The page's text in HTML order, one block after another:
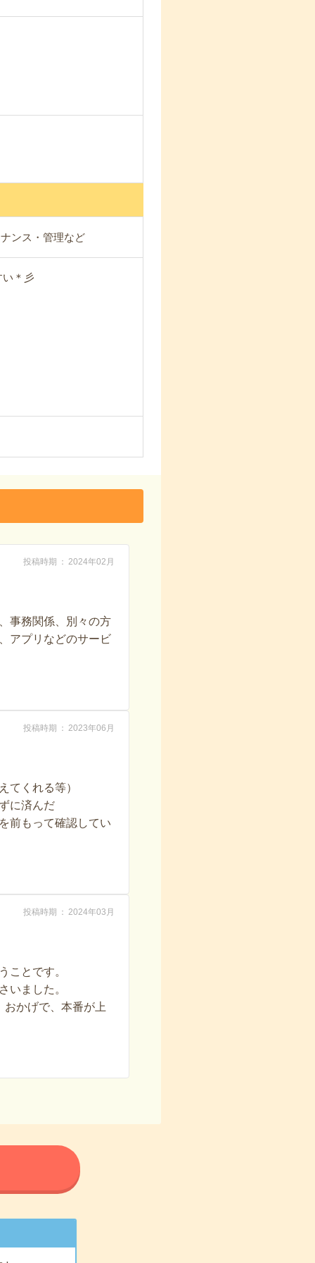
ンス・管理など
い＊彡
投稿時期 2024年02月
事務関係、別々の方
アプリなどのサービ
投稿時期 2023年06月
てくれる等）
に済んだ
前もって確認してい
投稿時期 2024年03月
ことです。
いました。
かげで、本番が上